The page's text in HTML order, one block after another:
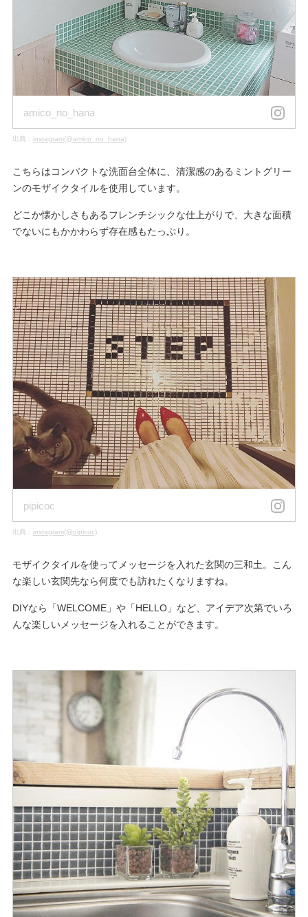
amico_no_hana
出典： instagram(@amico_no_hana)
こちらはコンパクトな洗面台全体に、清潔感のあるミントグリー
ンのモザイクタイルを使用しています。
どこか懐かしさもあるフレンチシックな仕上がりで、大きな面積
でないにもかかわらず存在感もたっぷり。
pipicoc
出典： instagram(@pipicoc)
モザイクタイルを使ってメッセージを入れた玄関の三和土。こん
な楽しい玄関先なら何度でも訪れたくなりますね。
DIYなら「WELCOME」や「HELLO」など、アイデア次第でいろ
んな楽しいメッセージを入れることができます。